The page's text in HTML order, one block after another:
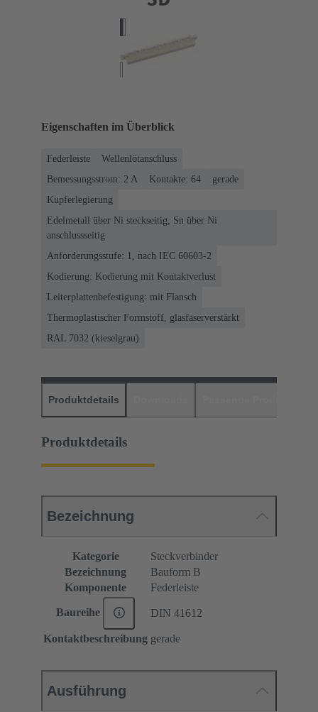
Eigenschaften im Überblick
Federleiste
Wellenlötanschluss
Bemessungsstrom: ‌2 A
Kontakte: 64
gerade
Kupferlegierung
Edelmetall über Ni steckseitig, Sn über Ni
anschlussseitig
Anforderungsstufe: 1, nach IEC 60603-2
Kodierung: Kodierung mit Kontaktverlust
Leiterplattenbefestigung: mit Flansch
Thermoplastischer Formstoff, glasfaserverstärkt
RAL 7032 (kieselgrau)
Produktdetails
Produktdetails
Bezeichnung
Kategorie
Steckverbinder
Bezeichnung
Bauform B
Komponente
Federleiste
Baureihe DIN 41612
Kontaktbeschreibung gerade
Ausführung